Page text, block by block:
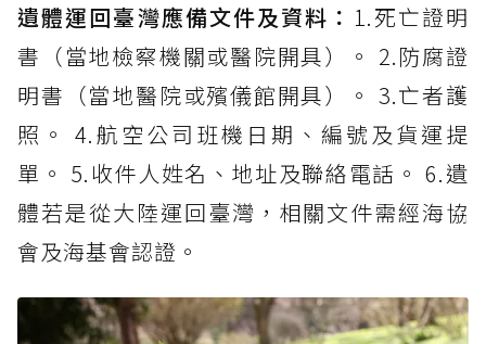
遺體運回臺灣應備文件及資料： 1.死亡證明
書（當地檢察機關或醫院開具）。 2.防腐證
明書（當地醫院或殯儀館開具）。 3.亡者護
照。 4.航空公司班機日期、編號及貨運提
單。 5.收件人姓名、地址及聯絡電話。 6.遺
體若是從大陸運回臺灣，相關文件需經海協
會及海基會認證。